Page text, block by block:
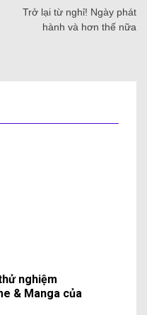
Trở lại từ nghỉ! Ngày phát
hành và hơn thế nữa
nghiệm
& Manga của